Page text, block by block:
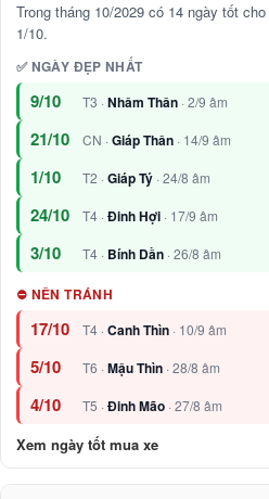
Trong tháng 10/2029 có 14 ngày tốt
1/10.
✅ NGÀY ĐẸP NHẤT
9/10 T3 · Nhâm Thân · 2/9 âm
21/10 CN · Giáp Thân · 14/9 âm
1/10 T2 · Giáp Tý · 24/8 âm
24/10 T4 · Đinh Hợi · 17/9 âm
3/10 T4 · Bính Dần · 26/8 âm
⛔ NÊN TRÁNH
17/10 T4 ·Canh Thìn · 10/9 âm
5/10 T6 ·Mậu Thìn · 28/8 âm
4/10 T5 ·Đinh Mão · 27/8 âm
Xem ngày tốt mua xe